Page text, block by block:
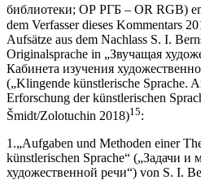
библиотеки; ОР РГБ – OR RGB)
dem Verfasser dieses Kommentars
Aufsätze aus dem Nachlass S. I.
Originalsprache in „Звучащая
Кабинета изучения
(„Klingende künstlerische Sprache.
Erforschung der künstlerischen
Šmidt/Zolotuchin 2018)15:
1.„Aufgaben und Methoden einer
künstlerischen Sprache“ („Задачи и
художественной речи“) von S. I.